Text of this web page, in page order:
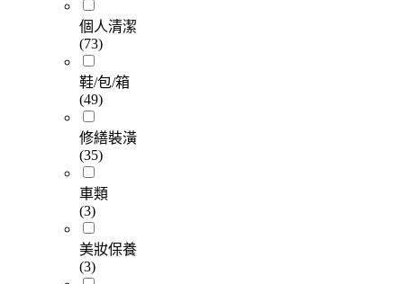
個人清潔
(73)
鞋/包/箱
(49)
修繕裝潢
(35)
車類
(3)
美妝保養
(3)